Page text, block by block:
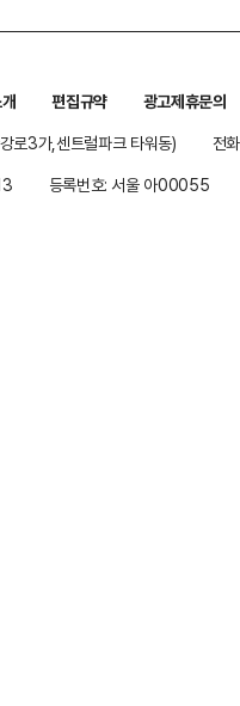
편집규약
광고제휴문의
로3가,센트럴파크 타워동)
전
등록번호: 서울 아00055